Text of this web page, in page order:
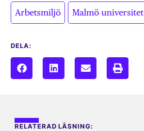
Arbetsmiljö Malmö universitet
DELA:
RELATERAD LÄSNING: